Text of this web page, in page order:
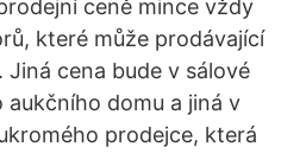
ceně mince vždy
které může prodávající
cena bude v sálové
domu a jiná v
prodejce, která